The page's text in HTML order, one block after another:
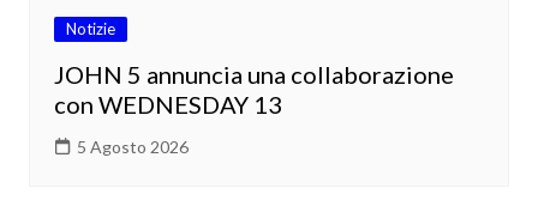
Notizie
JOHN 5 annuncia una collaborazione
con WEDNESDAY 13
5 Agosto 2026